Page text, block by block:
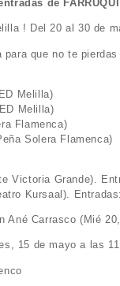
de
! Del 20 al 30 de
que no te pierdas
Melilla)
Melilla)
Flamenca)
Solera Flamenca)
Victoria Grande).
Kursaal).
Ané Carrasco (Mié
15 de mayo a las